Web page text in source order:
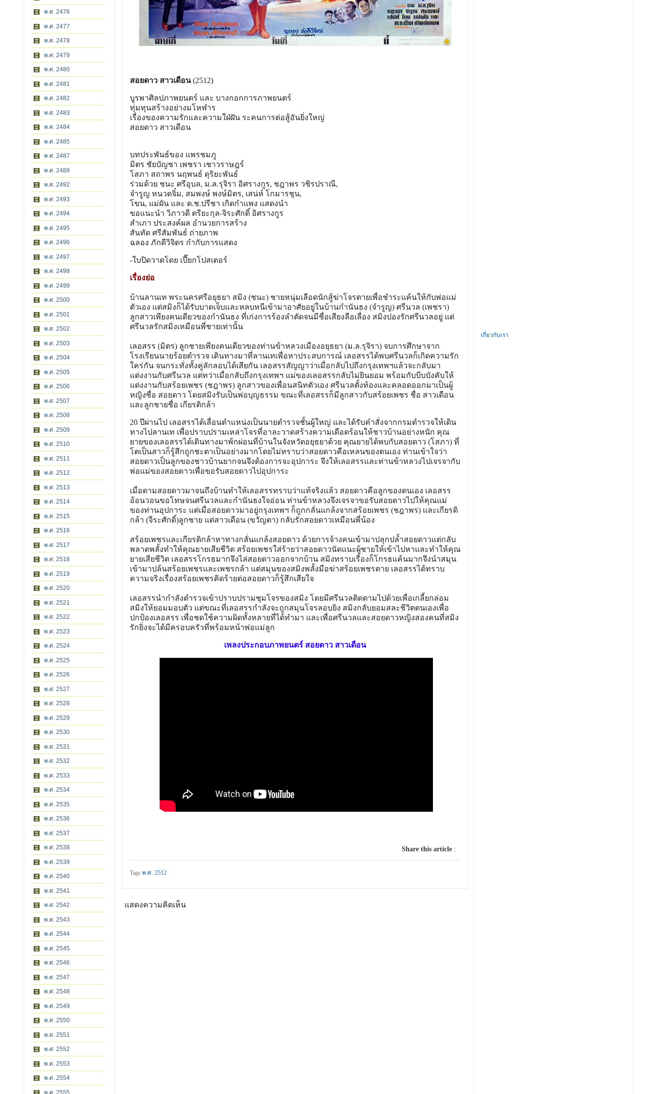
พ.ศ. 2476
พ.ศ. 2477
พ.ศ. 2478
พ.ศ. 2479
พ.ศ. 2480
พ.ศ. 2481
พ.ศ. 2482
พ.ศ. 2483
พ.ศ. 2484
พ.ศ. 2485
พ.ศ. 2487
พ.ศ. 2489
พ.ศ. 2492
พ.ศ. 2493
พ.ศ. 2494
พ.ศ. 2495
พ.ศ. 2496
พ.ศ. 2497
พ.ศ. 2498
พ.ศ. 2499
พ.ศ. 2500
พ.ศ. 2501
พ.ศ. 2502
พ.ศ. 2503
พ.ศ. 2504
พ.ศ. 2505
พ.ศ. 2506
พ.ศ. 2507
พ.ศ. 2508
พ.ศ. 2509
พ.ศ. 2510
พ.ศ. 2511
พ.ศ. 2512
พ.ศ. 2513
พ.ศ. 2514
พ.ศ. 2515
พ.ศ. 2516
พ.ศ. 2517
พ.ศ. 2518
พ.ศ. 2519
พ.ศ. 2520
พ.ศ. 2521
พ.ศ. 2522
พ.ศ. 2523
พ.ศ. 2524
พ.ศ. 2525
พ.ศ. 2526
พ.ศ. 2527
พ.ศ. 2528
พ.ศ. 2529
พ.ศ. 2530
พ.ศ. 2531
พ.ศ. 2532
พ.ศ. 2533
พ.ศ. 2534
พ.ศ. 2535
พ.ศ. 2536
พ.ศ. 2537
พ.ศ. 2538
พ.ศ. 2539
พ.ศ. 2540
พ.ศ. 2541
พ.ศ. 2542
พ.ศ. 2543
พ.ศ. 2544
พ.ศ. 2545
พ.ศ. 2546
พ.ศ. 2547
พ.ศ. 2548
พ.ศ. 2549
พ.ศ. 2550
พ.ศ. 2551
พ.ศ. 2552
พ.ศ. 2553
พ.ศ. 2554
พ.ศ. 2555
สอยดาว สาวเดือน(2512)
บูรพาศิลปภาพยนตร์ และ บางกอกการภาพยนตร์
ทุ่มทุนสร้างอย่างมโหฬาร
เรื่องของความรักและความใฝ่ฝัน ระคนการต่อสู้อันยิ่งใหญ่
สอยดาว สาวเดือน
บทประพันธ์ของ แพรชมภู
มิตร ชัยบัญชา เพชรา เชาวราษฎร์
โสภา สถาพร นฤพนธ์ ดุริยะพันธ์
ร่วมด้วย ชนะ ศรีอุบล, ม.ล.รุจิรา อิศรางกูร, ชฎาพร วชิรปราณี,
จำรูญ หนวดจิ๋ม, สมพงษ์ พงษ์มิตร, เสน่ห์ โกมารชุน,
โขน, แม่ผัน และ ด.ช.ปรีชา เกิดกำแพง แสดงนำ
ขอแนะนำ วิภาวดี ตรียะกุล-จิระศักดิ์ อิศรางกูร
สำเภา ประสงค์ผล อำนวยการสร้าง
สันทัด ศรีสัมพันธ์ ถ่ายภาพ
ฉลอง ภักดีวิจิตร กำกับการแสดง
-ใบปิดวาดโดย เปี๊ยกโปสเตอร์
เรื่องย่อ
บ้านลานเท พระนครศรีอยุธยา สมิง (ชนะ) ชายหนุ่มเลือดนักสู้ฆ่าโจรตายเพื่อชำระแค้นให้กับพ่อแม่
ตัวเอง แต่สมิงก็ได้รับบาดเจ็บและหลบหนีเข้ามาอาศัยอยู่ในบ้านกำนันธง (จำรูญ) ศรีนวล (เพชรา)
ลูกสาวเพียงคนเดียวของกำนันธง ที่เก่งการร้องลำตัดจนมีชื่อเสียงลือเลื่อง สมิงปองรักศรีนวลอยู่ แต่
ศรีนวลรักสมิงเหมือนพี่ชายเท่านั้น
เลอสรร (มิตร) ลูกชายเพียงคนเดียวของท่านข้าหลวงเมืองอยุธยา (ม.ล.รุจิรา) จบการศึกษาจาก
โรงเรียนนายร้อยตำรวจ เดินทางมาที่ลานเทเพื่อหาประสบการณ์ เลอสรรได้พบศรีนวลก็เกิดความรัก
ใคร่กัน จนกระทั่งทั้งคู่ลักลอบได้เสียกัน เลอสรรสัญญาว่าเมื่อกลับไปถึงกรุงเทพฯแล้วจะกลับมา
แต่งงานกับศรีนวล แต่ทว่าเมื่อกลับถึงกรุงเทพฯ แม่ของเลอสรรกลับไม่ยินยอม พร้อมกับบีบบังคับให้
แต่งงานกับสร้อยเพชร (ชฎาพร) ลูกสาวของเพื่อนสนิทตัวเอง ศรีนวลตั้งท้องและคลอดออกมาเป็นผู้
หญิงชื่อ สอยดาว โดยสมิงรับเป็นพ่อบุญธรรม ขณะที่เลอสรรก็มีลูกสาวกับสร้อยเพชร ชื่อ สาวเดือน
และลูกชายชื่อ เกียรติกล้า
20 ปีผ่านไป เลอสรรได้เลื่อนตำแหน่งเป็นนายตำรวจชั้นผู้ใหญ่ และได้รับคำสั่งจากกรมตำรวจให้เดิน
ทางไปลานเท เพื่อปราบปรามเหล่าโจรที่อาละวาดสร้างความเดือดร้อนให้ชาวบ้านอย่างหนัก คุณ
ยายของเลอสรรได้เดินทางมาพ้กผ่อนที่บ้านในจังหวัดอยุธยาด้วย คุณยายได้พบกับสอยดาว (โสภา) ที่
โตเป็นสาวก็รู้สึกถูกชะตาเป็นอย่างมากโดยไม่ทราบว่าสอยดาวคือเหลนของตนเอง ท่านเข้าใจว่า
สอยดาวเป็นลูกของชาวบ้านยากจนจึงต้องการจะอุปการะ จึงให้เลอสรรและท่านข้าหลวงไปเจรจากับ
พ่อแม่ของสอยดาวเพื่อขอรับสอยดาวไปอุปการะ
เมื่อตามสอยดาวมาจนถึงบ้านทำให้เลอสรรทราบว่าแท้จริงแล้ว สอยดาวคือลูกของตนเอง เลอสรร
อ้อนวอนขอโทษจนศรีนวลและกำนันธงใจอ่อน ท่านข้าหลวงจึงเจรจาขอรับสอยดาวไปให้คุณแม่
ของท่านอุปการะ แต่เมื่อสอยดาวมาอยู่กรุงเทพฯ ก็ถูกกลั่นแกล้งจากสร้อยเพชร (ชฎาพร) และเกียรติ
กล้า (จีระศักดิ์)ลูกชาย แต่สาวเดือน (ขวัญตา) กลับรักสอยดาวเหมือนพี่น้อง
สร้อยเพชรและเกียรติกล้าหาทางกลั่นแกล้งสอยดาว ด้วยการจ้างคนเข้ามาปลุกปล้ำสอยดาวแต่กลับ
พลาดพลั้งทำให้คุณยายเสียชีวิต สร้อยเพชรใส่ร้ายว่าสอยดาวนัดแนะผู้ชายให้เข้าไปหาและทำให้คุณ
ยายเสียชีวิต เลอสรรโกรธมากจึงไล่สอยดาวออกจากบ้าน สมิงทราบเรื่องก็โกรธแค้นมากจึงนำสมุน
เข้ามาปล้นสร้อยเพชรและเพชรกล้า แต่สมุนของสมิงพลั้งมือฆ่าสร้อยเพชรตาย เลอสรรได้ทราบ
ความจริงเรื่องสร้อยเพชรคิดร้ายต่อสอยดาวก็รู้สึกเสียใจ
เลอสรรนำกำลังตำรวจเข้าปราบปรามชุมโจรของสมิง โดยมีศรีนวลติดตามไปด้วยเพื่อเกลี้ยกล่อม
สมิงให้ยอมมอบตัว แต่ขณะที่เลอสรรกำลังจะถูกสมุนโจรลอบยิง สมิงกลับยอมสละชีวิตตนเองเพื่อ
ปกป้องเลอสรร เพื่อชดใช้ความผิดทั้งหลายที่ได้ทำมา และเพื่อศรีนวลและสอยดาวหญิงสองคนที่สมิง
รักยิ่งจะได้มีครอบครัวที่พร้อมหน้าพ่อแม่ลูก
เพลงประกอบภาพยนตร์ สอยดาว สาวเดือน
Share this article:
Tagsพ.ศ. 2512
แสดงความคิดเห็น
เกี่ยวกับเรา